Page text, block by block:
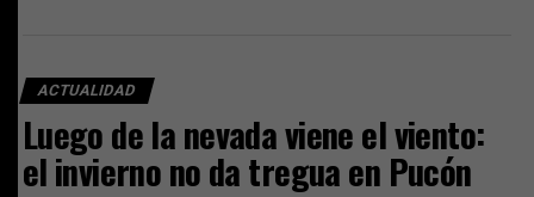
ACTUALIDAD
Luego de la nevada viene el viento:
el invierno no da tregua en Pucón